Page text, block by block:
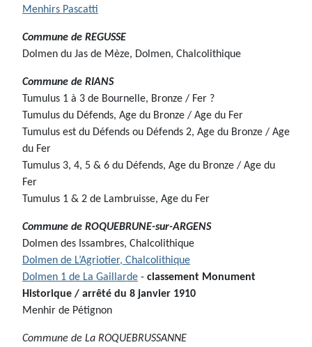
Menhirs Pascatti
Commune de REGUSSE
Dolmen du Jas de Mèze, Dolmen, Chalcolithique
Commune de RIANS
Tumulus 1 à 3 de Bournelle, Bronze / Fer ?
Tumulus du Défends, Age du Bronze / Age du Fer
Tumulus est du Défends ou Défends 2, Age du Bronze / Age
du Fer
Tumulus 3, 4, 5 & 6 du Défends, Age du Bronze / Age du
Fer
Tumulus 1 & 2 de Lambruisse, Age du Fer
Commune de ROQUEBRUNE-sur-ARGENS
Dolmen des Issambres, Chalcolithique
Dolmen de L’Agriotier, Chalcolithique
Dolmen 1 de La Gaillarde - classement Monument
Historique / arrêté du 8 janvier 1910
Menhir de Pétignon
Commune de La ROQUEBRUSSANNE